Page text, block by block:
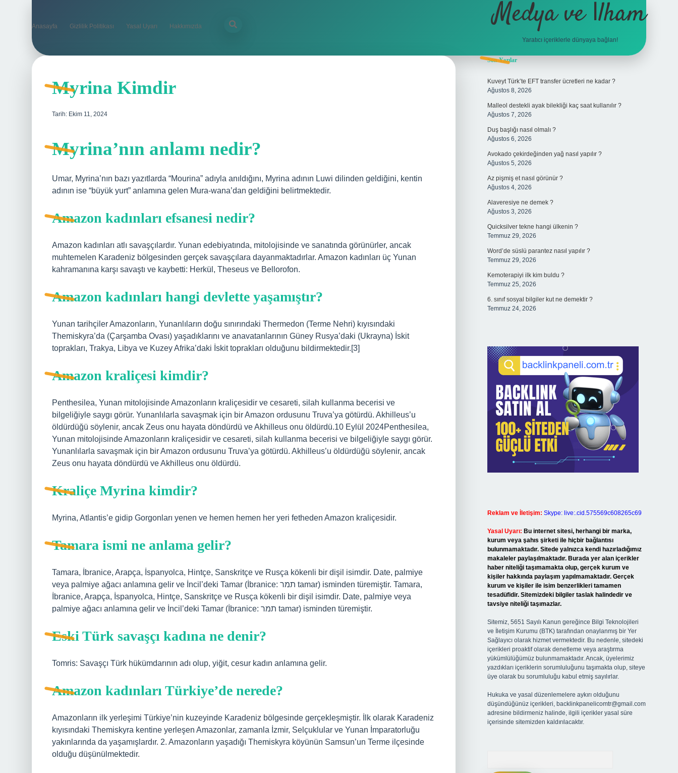
Anasayfa Gizlilik Politikası Yasal Uyarı Hakkımızda Medya ve İlham
Yaratıcı içeriklerle dünyaya bağlan!
Myrina Kimdir
Tarih: Ekim 11, 2024
Myrina’nın anlamı nedir?
Umar, Myrina’nın bazı yazıtlarda “Mourina” adıyla anıldığını, Myrina adının Luwi dilinden geldiğini, kentin
adının ise “büyük yurt” anlamına gelen Mura-wana’dan geldiğini belirtmektedir.
Amazon kadınları efsanesi nedir?
Amazon kadınları atlı savaşçılardır. Yunan edebiyatında, mitolojisinde ve sanatında görünürler, ancak
muhtemelen Karadeniz bölgesinden gerçek savaşçılara dayanmaktadırlar. Amazon kadınları üç Yunan
kahramanına karşı savaştı ve kaybetti: Herkül, Theseus ve Bellorofon.
Amazon kadınları hangi devlette yaşamıştır?
Yunan tarihçiler Amazonların, Yunanlıların doğu sınırındaki Thermedon (Terme Nehri) kıyısındaki
Themiskyra’da (Çarşamba Ovası) yaşadıklarını ve anavatanlarının Güney Rusya’daki (Ukrayna) İskit
toprakları, Trakya, Libya ve Kuzey Afrika’daki İskit toprakları olduğunu bildirmektedir.[3]
Amazon kraliçesi kimdir?
Penthesilea, Yunan mitolojisinde Amazonların kraliçesidir ve cesareti, silah kullanma becerisi ve
bilgeliğiyle saygı görür. Yunanlılarla savaşmak için bir Amazon ordusunu Truva’ya götürdü. Akhilleus’u
öldürdüğü söylenir, ancak Zeus onu hayata döndürdü ve Akhilleus onu öldürdü.10 Eylül 2024Penthesilea,
Yunan mitolojisinde Amazonların kraliçesidir ve cesareti, silah kullanma becerisi ve bilgeliğiyle saygı görür.
Yunanlılarla savaşmak için bir Amazon ordusunu Truva’ya götürdü. Akhilleus’u öldürdüğü söylenir, ancak
Zeus onu hayata döndürdü ve Akhilleus onu öldürdü.
Kraliçe Myrina kimdir?
Myrina, Atlantis’e gidip Gorgonları yenen ve hemen hemen her yeri fetheden Amazon kraliçesidir.
Tamara ismi ne anlama gelir?
Tamara, İbranice, Arapça, İspanyolca, Hintçe, Sanskritçe ve Rusça kökenli bir dişil isimdir. Date, palmiye
veya palmiye ağacı anlamına gelir ve İncil’deki Tamar (İbranice: תמר tamar) isminden türemiştir. Tamara,
İbranice, Arapça, İspanyolca, Hintçe, Sanskritçe ve Rusça kökenli bir dişil isimdir. Date, palmiye veya
palmiye ağacı anlamına gelir ve İncil’deki Tamar (İbranice: תמר tamar) isminden türemiştir.
Eski Türk savaşçı kadına ne denir?
Tomris: Savaşçı Türk hükümdarının adı olup, yiğit, cesur kadın anlamına gelir.
Amazon kadınları Türkiye’de nerede?
Amazonların ilk yerleşimi Türkiye’nin kuzeyinde Karadeniz bölgesinde gerçekleşmiştir. İlk olarak Karadeniz
kıyısındaki Themiskyra kentine yerleşen Amazonlar, zamanla İzmir, Selçuklular ve Yunan İmparatorluğu
yakınlarında da yaşamışlardır. 2. Amazonların yaşadığı Themiskyra köyünün Samsun’un Terme ilçesinde
olduğu düşünülmektedir.
Sidebar
Son Yazılar
Kuveyt Türk’te EFT transfer ücretleri ne kadar ?
Ağustos 8, 2026
Malleol destekli ayak bilekliği kaç saat kullanılır ?
Ağustos 7, 2026
Duş başlığı nasıl olmalı ?
Ağustos 6, 2026
Avokado çekirdeğinden yağ nasıl yapılır ?
Ağustos 5, 2026
Az pişmiş et nasıl görünür ?
Ağustos 4, 2026
Alaveresiye ne demek ?
Ağustos 3, 2026
Quicksilver tekne hangi ülkenin ?
Temmuz 29, 2026
Word’de süslü parantez nasıl yapılır ?
Temmuz 29, 2026
Kemoterapiyi ilk kim buldu ?
Temmuz 25, 2026
6. sınıf sosyal bilgiler kut ne demektir ?
Temmuz 24, 2026
Reklam ve İletişim: Skype: live:.cid.575569c608265c69
Yasal Uyarı: Bu internet sitesi, herhangi bir marka,
kurum veya şahıs şirketi ile hiçbir bağlantısı
bulunmamaktadır. Sitede yalnızca kendi hazırladığımız
makaleler paylaşılmaktadır. Burada yer alan içerikler
haber niteliği taşımamakta olup, gerçek kurum ve
kişiler hakkında paylaşım yapılmamaktadır. Gerçek
kurum ve kişiler ile isim benzerlikleri tamamen
tesadüfidir. Sitemizdeki bilgiler taslak halindedir ve
tavsiye niteliği taşımazlar.
Sitemiz, 5651 Sayılı Kanun gereğince Bilgi Teknolojileri
ve İletişim Kurumu (BTK) tarafından onaylanmış bir Yer
Sağlayıcı olarak hizmet vermektedir. Bu nedenle, sitedeki
içerikleri proaktif olarak denetleme veya araştırma
yükümlülüğümüz bulunmamaktadır. Ancak, üyelerimiz
yazdıkları içeriklerin sorumluluğunu taşımakta olup, siteye
üye olarak bu sorumluluğu kabul etmiş sayılırlar.
Hukuka ve yasal düzenlemelere aykırı olduğunu
düşündüğünüz içerikleri, backlinkpanelicomtr@gmail.com
adresine bildirmeniz halinde, ilgili içerikler yasal süre
içerisinde sitemizden kaldırılacaktır.